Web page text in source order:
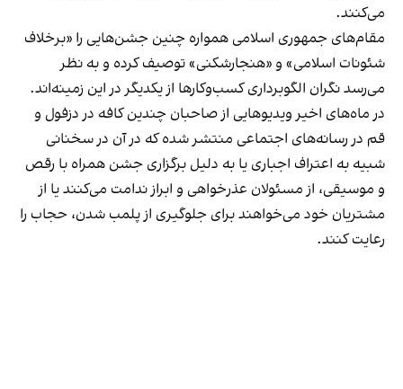
می‌کنند.
مقام‌های جمهوری اسلامی همواره چنین جشن‌هایی را «برخلاف
شئونات اسلامی» و «هنجارشکنی» توصیف کرده و به نظر
می‌رسد نگران الگوبرداری کسب‌وکارها از یکدیگر در این زمینه‌اند.
در ماه‌های اخیر ویدیوهایی از صاحبان چندین کافه در دزفول و
قم در رسانه‌های اجتماعی منتشر شده که در آن در سخنانی
شبیه به اعتراف اجباری یا به دلیل برگزاری جشن همراه با رقص
و موسیقی، از مسئولان عذرخواهی و ابراز ندامت می‌کنند یا از
مشتریان خود می‌خواهند برای جلوگیری از پلمب شدن، حجاب را
رعایت کنند.